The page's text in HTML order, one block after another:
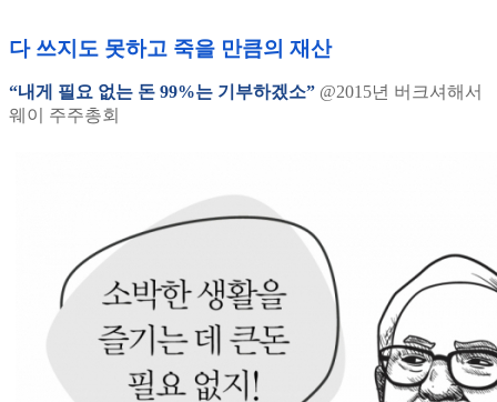
다 쓰지도 못하고 죽을 만큼의 재산
“내게 필요 없는 돈 99%는 기부하겠소” @2015년 버크셔해서
웨이 주주총회